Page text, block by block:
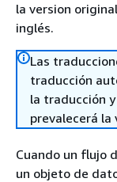
la version
inglés.
Las
traducción
la traducción
prevalecerá la
Cuando un flujo
un objeto de